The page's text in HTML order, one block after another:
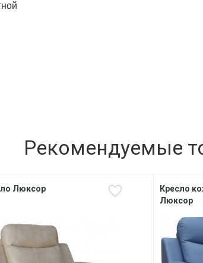
Рекомендуемые
Люксор
Кресло
Люксор